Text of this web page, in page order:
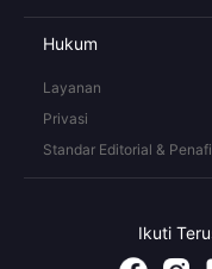
Hukum
Layanan
Privasi
Standar Editorial &
Ikuti